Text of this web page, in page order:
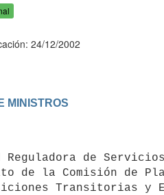
24/12/2002
MINISTROS
de la Comisión de
Transitorias y